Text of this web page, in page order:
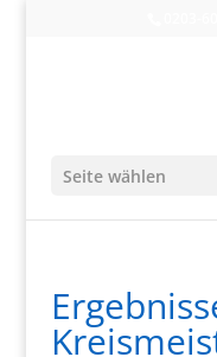
Seite wählen